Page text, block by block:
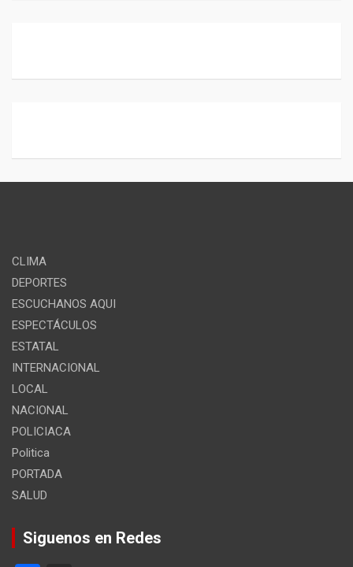
CLIMA
DEPORTES
ESCUCHANOS AQUI
ESPECTÁCULOS
ESTATAL
INTERNACIONAL
LOCAL
NACIONAL
POLICIACA
Politica
PORTADA
SALUD
Siguenos en Redes